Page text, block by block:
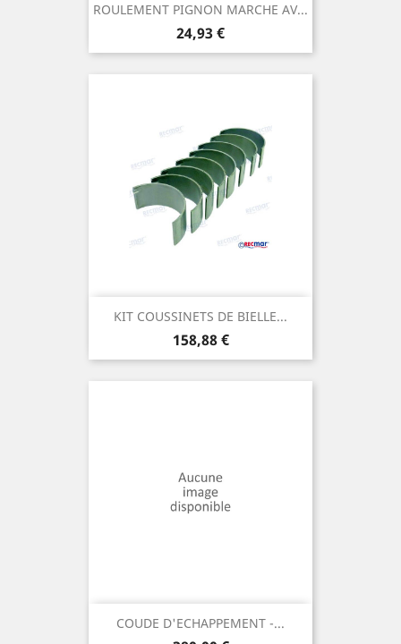
ROULEMENT PIGNON MARCHE AV...
Prix
24,93 €
KIT COUSSINETS DE BIELLE...
Prix
158,88 €
COUDE D'ECHAPPEMENT -...